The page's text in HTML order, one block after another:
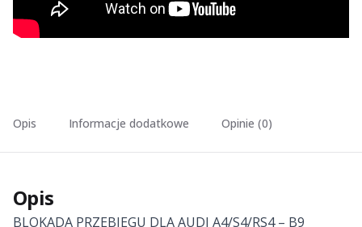
Opis Informacje dodatkowe Opinie (0)
Opis
BLOKADA PRZEBIEGU DLA AUDI A4/S4/RS4 – B9